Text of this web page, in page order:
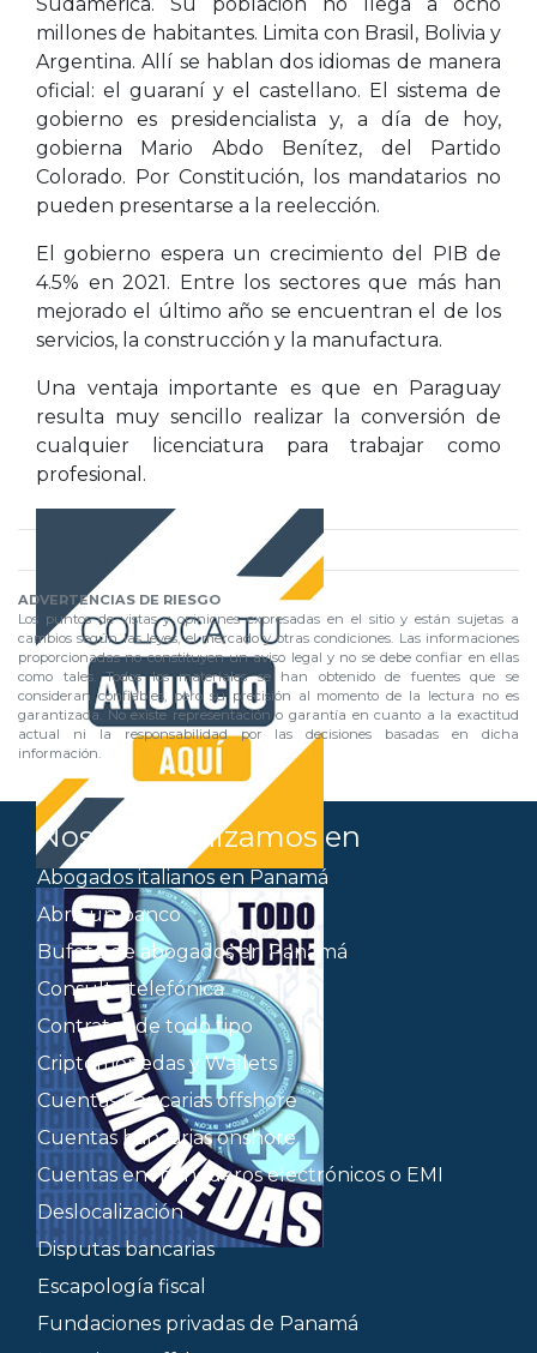
millones de habitantes. Limita con Brasil, Bolivia y
Argentina. Allí se hablan dos idiomas de manera
oficial: el guaraní y el castellano. El sistema de
gobierno es presidencialista y, a día de hoy,
gobierna Mario Abdo Benítez, del Partido
Colorado. Por Constitución, los mandatarios no
pueden presentarse a la reelección.
El gobierno espera un crecimiento del PIB de
4.5% en 2021. Entre los sectores que más han
mejorado el último año se encuentran el de los
servicios, la construcción y la manufactura.
Una ventaja importante es que en Paraguay
resulta muy sencillo realizar la conversión de
cualquier licenciatura para trabajar como
profesional.
ADVERTENCIAS DE RIESGO
Los puntos de vistas y opiniones expresadas en el sitio y están sujetas a
cambios según las leyes, el mercado y otras condiciones. Las informaciones
proporcionadas no constituyen un aviso legal y no se debe confiar en ellas
como tales. Todos los materiales se han obtenido de fuentes que se
consideran confiables, pero su precisión al momento de la lectura no es
garantizada. No existe representación o garantía en cuanto a la exactitud
actual ni la responsabilidad por las decisiones basadas en dicha
información.
Nos especializamos en
Abogados italianos en Panamá
Abrir un banco
Bufete de abogados en Panamá
Consulta telefónica
Contratos de todo tipo
Criptomonedas y Wallets
Cuentas bancarias offshore
Cuentas bancarias onshore
Cuentas en monederos electrónicos o EMI
Deslocalización
Disputas bancarias
Escapología fiscal
Fundaciones privadas de Panamá